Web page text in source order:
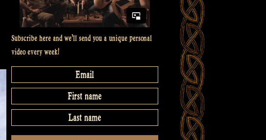
Subscribe here and we’ll send you a unique personal
video every week!